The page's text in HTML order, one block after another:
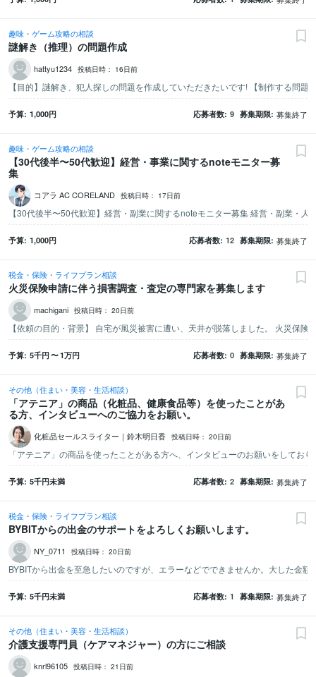
趣味・ゲーム攻略の相談
謎解き（推理）の問題作成
hattyu1234 投稿日時： 16日前
予算 1,000円 応募者数 9 募集期限 募集終了
趣味・ゲーム攻略の相談
【30代後半〜50代歓迎】経営・事業に関するnoteモニター募
集
コアラ AC CORELAND 投稿日時： 17日前
予算 1,000円 応募者数 12 募集期限 募集終了
税金・保険・ライフプラン相談
火災保険申請に伴う損害調査・査定の専門家を募集します
machigani 投稿日時： 20日前
予算 5千円〜1万円 応募者数 0 募集期限 募集終了
その他（住まい・美容・生活相談）
「アテニア」の商品（化粧品、健康食品等）を使ったことがあ
る方、インタビューへのご協力をお願い。
化粧品セールスライター｜鈴木明日香 投稿日時： 20日前
予算 5千円未満 応募者数 2 募集期限 募集終了
税金・保険・ライフプラン相談
BYBITからの出金のサポートをよろしくお願いします。
NY_0711 投稿日時： 20日前
予算 5千円未満 応募者数 1 募集期限 募集終了
その他（住まい・美容・生活相談）
介護支援専門員（ケアマネジャー）の方にご相談
knrl96105 投稿日時： 21日前